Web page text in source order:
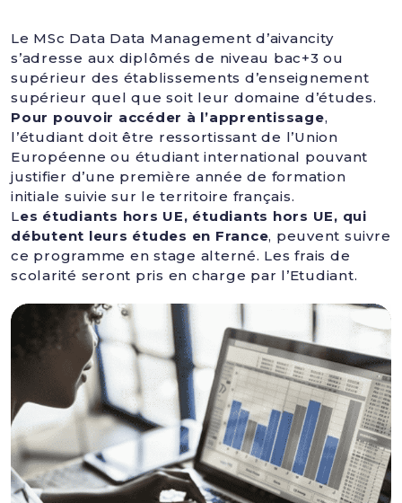
Le MSc Data Data Management d’aivancity
s’adresse aux diplômés de niveau bac+3 ou
supérieur des établissements d’enseignement
supérieur quel que soit leur domaine d’études.
Pour pouvoir accéder à l’apprentissage,
l’étudiant doit être ressortissant de l’Union
Européenne ou étudiant international pouvant
justifier d’une première année de formation
initiale suivie sur le territoire français.
Les étudiants hors UE, étudiants hors UE, qui
débutent leurs études en France, peuvent suivre
ce programme en stage alterné. Les frais de
scolarité seront pris en charge par l’Etudiant.